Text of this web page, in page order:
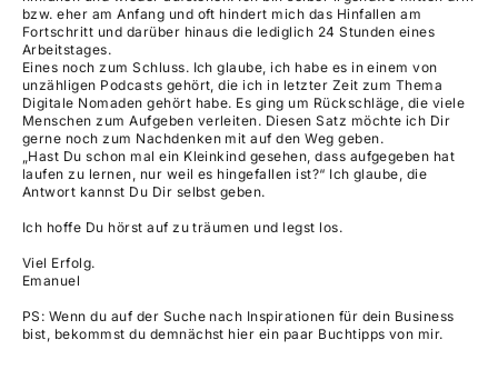
bzw. eher am Anfang und oft hindert mich das Hinfallen am
Fortschritt und darüber hinaus die lediglich 24 Stunden eines
Arbeitstages.
Eines noch zum Schluss. Ich glaube, ich habe es in einem von
unzähligen Podcasts gehört, die ich in letzter Zeit zum Thema
Digitale Nomaden gehört habe. Es ging um Rückschläge, die viele
Menschen zum Aufgeben verleiten. Diesen Satz möchte ich Dir
gerne noch zum Nachdenken mit auf den Weg geben.
„Hast Du schon mal ein Kleinkind gesehen, dass aufgegeben hat
laufen zu lernen, nur weil es hingefallen ist?“ Ich glaube, die
Antwort kannst Du Dir selbst geben.
Ich hoffe Du hörst auf zu träumen und legst los.
Viel Erfolg.
Emanuel
PS: Wenn du auf der Suche nach Inspirationen für dein Business
bist, bekommst du demnächst hier ein paar Buchtipps von mir.